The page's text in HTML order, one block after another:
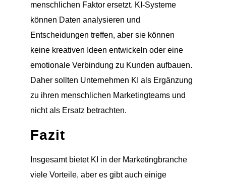
menschlichen Faktor ersetzt. KI-Systeme
können Daten analysieren und
Entscheidungen treffen, aber sie können
keine kreativen Ideen entwickeln oder eine
emotionale Verbindung zu Kunden aufbauen.
Daher sollten Unternehmen KI als Ergänzung
zu ihren menschlichen Marketingteams und
nicht als Ersatz betrachten.
Fazit
Insgesamt bietet KI in der Marketingbranche
viele Vorteile, aber es gibt auch einige